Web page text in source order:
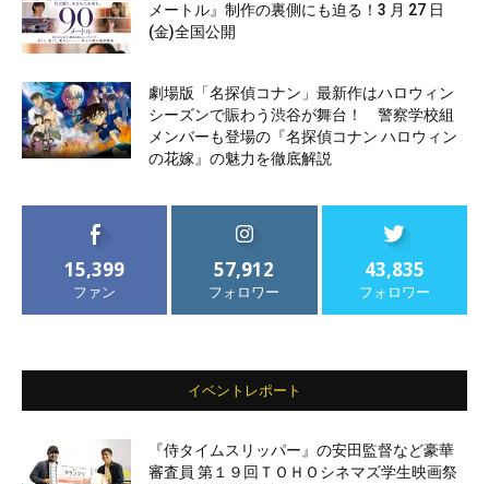
メートル』制作の裏側にも迫る！3 月 27 日
(金)全国公開
劇場版「名探偵コナン」最新作はハロウィン
シーズンで賑わう渋谷が舞台！ 警察学校組
メンバーも登場の『名探偵コナン ハロウィン
の花嫁』の魅力を徹底解説
15,399
ファン
57,912
フォロワー
43,835
フォロワー
イベントレポート
『侍タイムスリッパー』の安田監督など豪華
審査員 第１９回ＴＯＨＯシネマズ学生映画祭